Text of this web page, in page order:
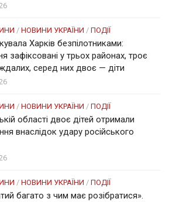
/ НОВИНИ УКРАЇНИ / ПОДІЇ
Харків безпілотниками:
зафіксовані у трьох районах, троє
серед них двоє — діти
/ НОВИНИ УКРАЇНИ / ПОДІЇ
області двоє дітей отримали
внаслідок удару російського
/ НОВИНИ УКРАЇНИ / ПОДІЇ
багато з чим має розібратися».